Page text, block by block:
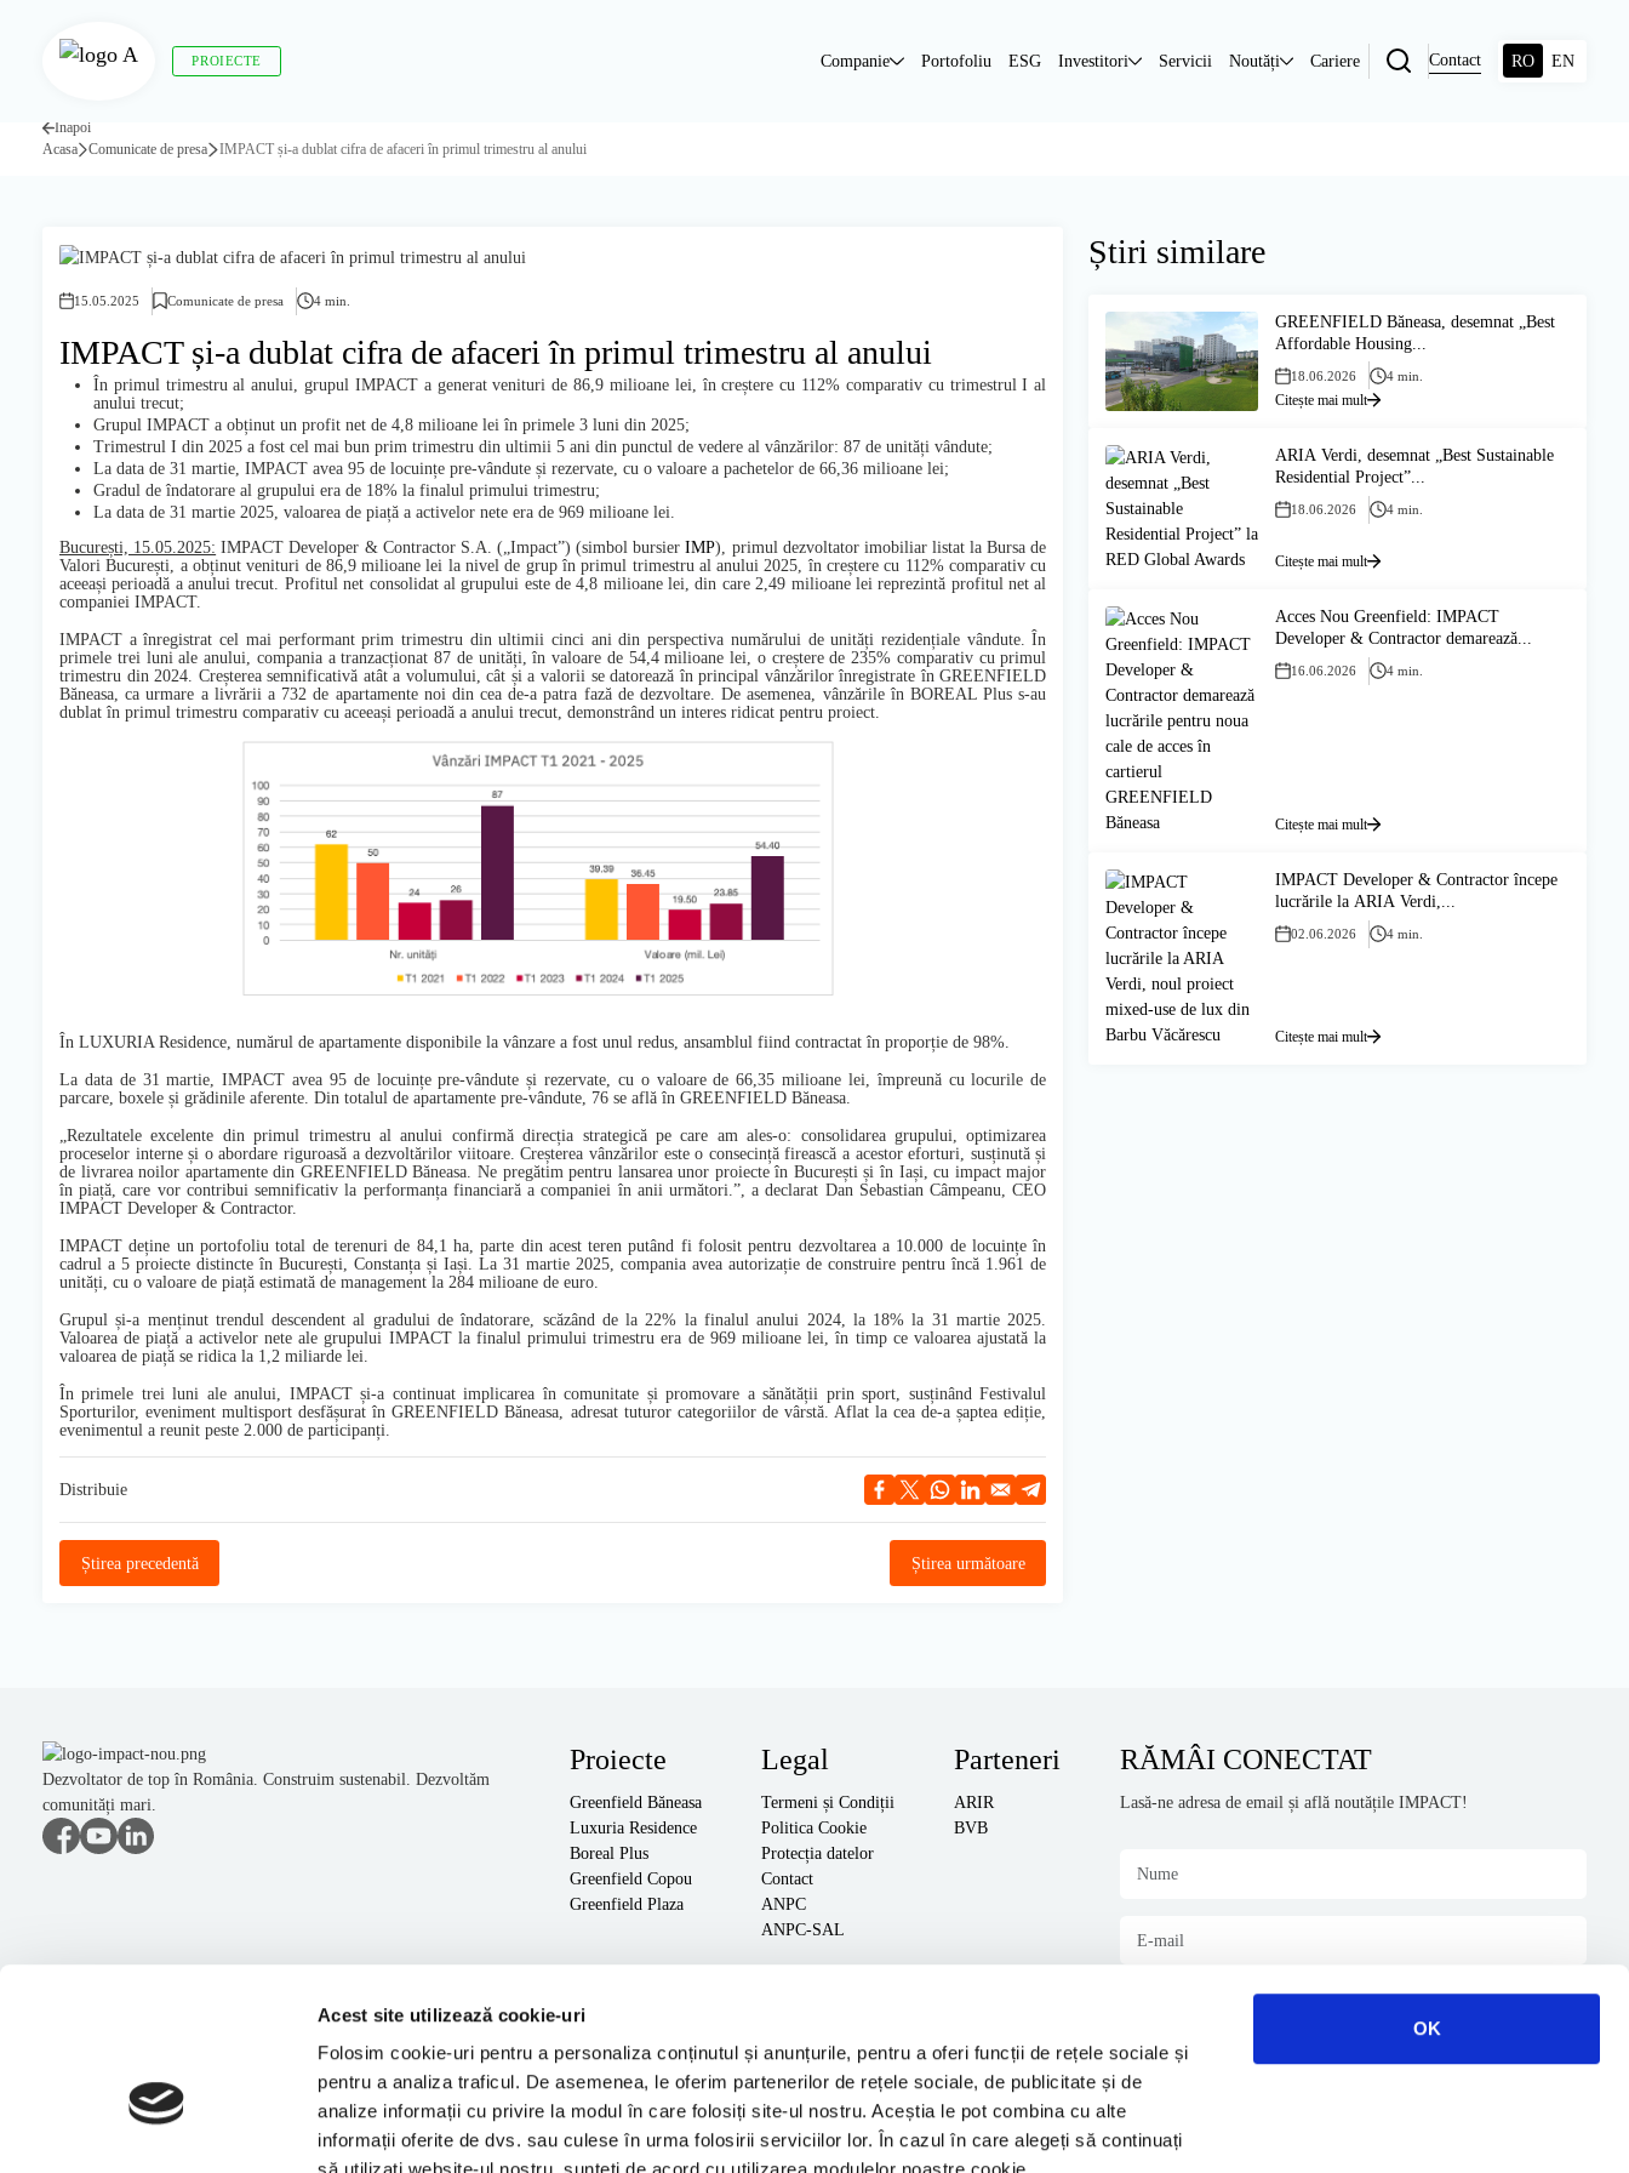
Acest site utilizează cookie-uri
Folosim cookie-uri pentru a personaliza conținutul și anunțurile, pentru a oferi funcții de rețele sociale și
pentru a analiza traficul. De asemenea, le oferim partenerilor de rețele sociale, de publicitate și de
analize informații cu privire la modul în care folosiți site-ul nostru. Aceștia le pot combina cu alte
informații oferite de dvs. sau culese în urma folosirii serviciilor lor. În cazul în care alegeți să continuați
OK
PROIECTE Companie Portofoliu ESG Investitori Servicii Noutăți Cariere Contact RO EN
Înapoi
Acasa
Comunicate de presa IMPACT și-a dublat cifra de afaceri în primul trimestru al anului
15.05.2025 Comunicate de presa 4 min.
IMPACT și-a dublat cifra de afaceri în primul trimestru al anului
În primul trimestru al anului, grupul IMPACT a generat venituri de 86,9 milioane lei, în creștere cu 112% comparativ cu trimestrul I al
anului trecut;
Grupul IMPACT a obținut un profit net de 4,8 milioane lei în primele 3 luni din 2025;
Trimestrul I din 2025 a fost cel mai bun prim trimestru din ultimii 5 ani din punctul de vedere al vânzărilor: 87 de unități vândute;
La data de 31 martie, IMPACT avea 95 de locuințe pre-vândute și rezervate, cu o valoare a pachetelor de 66,36 milioane lei;
Gradul de îndatorare al grupului era de 18% la finalul primului trimestru;
La data de 31 martie 2025, valoarea de piață a activelor nete era de 969 milioane lei.
București, 15.05.2025: IMPACT Developer & Contractor S.A. („ Impact”) (simbol bursierIMP), primul dezvoltator imobiliar listat la Bursa de
Valori București, a obținut venituri de 86,9 milioane lei la nivel de grup în primul trimestru al anului 2025, în creștere cu 112% comparativ cu
aceeași perioadă a anului trecut. Profitul net consolidat al grupului este de 4,8 milioane lei, din care 2,49 milioane lei reprezintă profitul net al
companiei IMPACT.
IMPACT a înregistrat cel mai performant prim trimestru din ultimii cinci ani din perspectiva numărului de unități rezidențiale vândute. În
primele trei luni ale anului, compania a tranzacționat 87 de unități, în valoare de 54,4 milioane lei, o creștere de 235% comparativ cu primul
trimestru din 2024. Creșterea semnificativă atât a volumului, cât și a valorii se datorează în principal vânzărilor înregistrate în GREENFIELD
Băneasa, ca urmare a livrării a 732 de apartamente noi din cea de-a patra fază de dezvoltare. De asemenea, vânzările în BOREAL Plus s-au
dublat în primul trimestru comparativ cu aceeași perioadă a anului trecut, demonstrând un interes ridicat pentru proiect.
În LUXURIA Residence, numărul de apartamente disponibile la vânzare a fost unul redus, ansamblul fiind contractat în proporție de 98%.
La data de 31 martie, IMPACT avea 95 de locuințe pre-vândute și rezervate, cu o valoare de 66,35 milioane lei, împreună cu locurile de
parcare, boxele și grădinile aferente. Din totalul de apartamente pre-vândute, 76 se află în GREENFIELD Băneasa.
„Rezultatele excelente din primul trimestru al anului confirmă direcția strategică pe care am ales-o: consolidarea grupului, optimizarea
proceselor interne și o abordare riguroasă a dezvoltărilor viitoare. Creșterea vânzărilor este o consecință firească a acestor eforturi, susținută și
de livrarea noilor apartamente din GREENFIELD Băneasa. Ne pregătim pentru lansarea unor proiecte în București și în Iași, cu impact major
în piață, care vor contribui semnificativ la performanța financiară a companiei în anii următori.”,a declarat Dan Sebastian Câmpeanu, CEO
IMPACT Developer & Contractor.
IMPACT deține un portofoliu total de terenuri de 84,1 ha, parte din acest teren putând fi folosit pentru dezvoltarea a 10.000 de locuințe în
cadrul a 5 proiecte distincte în București, Constanța și Iași. La 31 martie 2025, compania avea autorizație de construire pentru încă 1.961 de
unități, cu o valoare de piață estimată de management la 284 milioane de euro.
Grupul și-a menținut trendul descendent al gradului de îndatorare, scăzând de la 22% la finalul anului 2024, la 18% la 31 martie 2025.
Valoarea de piață a activelor nete ale grupului IMPACT la finalul primului trimestru era de 969 milioane lei, în timp ce valoarea ajustată la
valoarea de piață se ridica la 1,2 miliarde lei.
În primele trei luni ale anului, IMPACT și-a continuat implicarea în comunitate și promovare a sănătății prin sport, susținând Festivalul
Sporturilor, eveniment multisport desfășurat în GREENFIELD Băneasa, adresat tuturor categoriilor de vârstă. Aflat la cea de-a șaptea ediție,
evenimentul a reunit peste 2.000 de participanți.
Distribuie
Știrea precedentă Știrea următoare
Știri similare
GREENFIELD Băneasa, desemnat „Best
Affordable Housing...
18.06.2026 4 min.
Citește mai mult
ARIA Verdi, desemnat „Best Sustainable
Residential Project”...
18.06.2026 4 min.
Citește mai mult
Acces Nou Greenfield: IMPACT
Developer & Contractor demarează...
16.06.2026 4 min.
Citește mai mult
IMPACT Developer & Contractor începe
lucrările la ARIA Verdi,...
02.06.2026 4 min.
Citește mai mult
Dezvoltator de top în România. Construim sustenabil. Dezvoltăm
comunități mari.
Proiecte
Greenfield Băneasa
Luxuria Residence
Boreal Plus
Greenfield Copou
Greenfield Plaza
Legal
Termeni și Condiții
Politica Cookie
Protecția datelor
Contact
ANPC
ANPC-SAL
Parteneri
ARIR
BVB
RĂMÂI CONECTAT
Lasă-ne adresa de email și află noutățile IMPACT!
Am citit și sunt de acord cutermenii și condițiileși cunota de informare.
*Click pe imagine pentru resetare!
Abonează-te